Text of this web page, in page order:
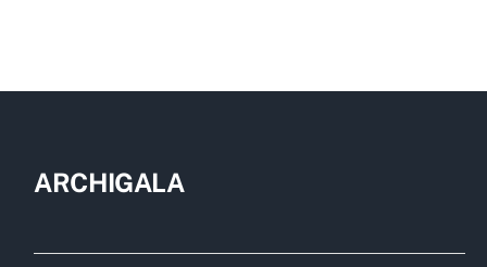
Jutaan
ARCHIGALA